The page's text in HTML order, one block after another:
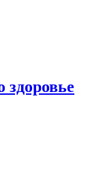
здоровье